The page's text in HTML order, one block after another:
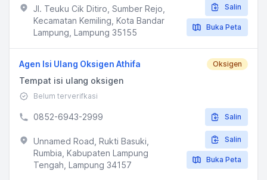
Jl. Teuku Cik Ditiro, Sumber Rejo,
Kecamatan Kemiling, Kota Bandar
Lampung, Lampung 35155
Salin
Buka Peta
Agen Isi Ulang Oksigen Athifa Oksigen
Tempat isi ulang oksigen
Belum terverifkasi
0852-6943-2999 Salin
Unnamed Road, Rukti Basuki,
Rumbia, Kabupaten Lampung
Tengah, Lampung 34157
Salin
Buka Peta